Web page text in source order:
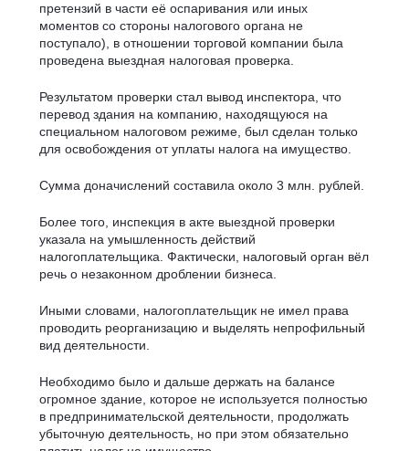
претензий в части её оспаривания или иных
моментов со стороны налогового органа не
поступало), в отношении торговой компании была
проведена выездная налоговая проверка.
Результатом проверки стал вывод инспектора, что
перевод здания на компанию, находящуюся на
специальном налоговом режиме, был сделан только
для освобождения от уплаты налога на имущество.
Сумма доначислений составила около 3 млн. рублей.
Более того, инспекция в акте выездной проверки
указала на умышленность действий
налогоплательщика. Фактически, налоговый орган вёл
речь о незаконном дроблении бизнеса.
Иными словами, налогоплательщик не имел права
проводить реорганизацию и выделять непрофильный
вид деятельности.
Необходимо было и дальше держать на балансе
огромное здание, которое не используется полностью
в предпринимательской деятельности, продолжать
убыточную деятельность, но при этом обязательно